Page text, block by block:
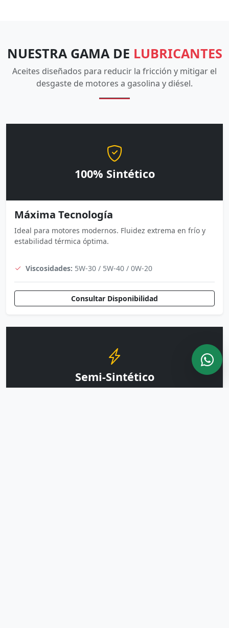
NUESTRA GAMA DE LUBRICANTES
Aceites diseñados para reducir la fricción y mitigar el
desgaste de motores a gasolina y diésel.
100% Sintético
Máxima Tecnología
Ideal para motores modernos. Fluidez extrema en frío y
estabilidad térmica óptima.
Viscosidades: 5W-30 / 5W-40 / 0W-20
Consultar Disponibilidad
Semi-Sintético